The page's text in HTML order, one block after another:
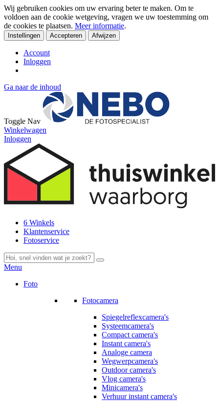
Wij gebruiken cookies om uw ervaring beter te maken. Om te
voldoen aan de cookie wetgeving, vragen we uw toestemming om
de cookies te plaatsen. Meer informatie.
Instellingen Accepteren Afwijzen
Account
Inloggen
Ga naar de inhoud
Toggle Nav
Winkelwagen
Inloggen
6 Winkels
Klantenservice
Fotoservice
Menu
Foto
Fotocamera
Spiegelreflexcamera's
Systeemcamera's
Compact camera's
Instant camera's
Analoge camera
Wegwerpcamera's
Outdoor camera's
Vlog camera's
Minicamera's
Verhuur instant camera's